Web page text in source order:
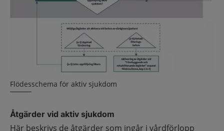
Flödesschema för aktiv sjukdom
Åtgärder vid aktiv sjukdom
Här beskrivs de åtgärder som ingår i vårdförlopp